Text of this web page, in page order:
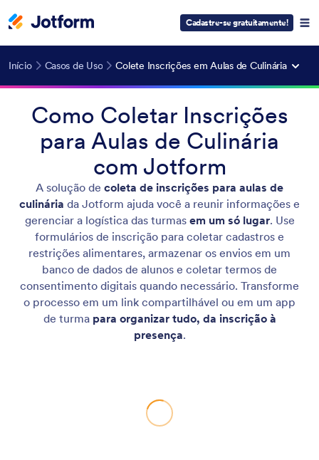
Cadastre-se gratuitamente!
Início Casos de Uso Colete Inscrições em Aulas de Culinária
Como Coletar Inscrições
para Aulas de Culinária
com Jotform
A solução de coleta de inscrições para aulas de
culinária da Jotform ajuda você a reunir informações e
gerenciar a logística das turmas em um só lugar. Use
formulários de inscrição para coletar cadastros e
restrições alimentares, armazenar os envios em um
banco de dados de alunos e coletar termos de
consentimento digitais quando necessário. Transforme
o processo em um link compartilhável ou em um app
de turma para organizar tudo, da inscrição à
presença.